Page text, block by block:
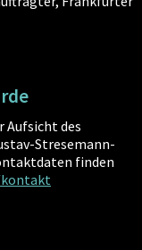
Aufsicht des
Stresemann-
finden